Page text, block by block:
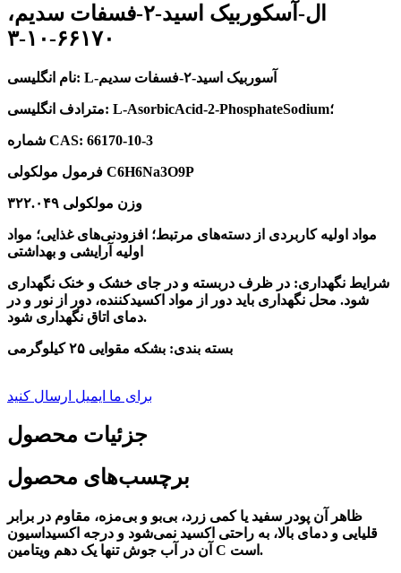
ال-آسکوربیک اسید-۲-فسفات سدیم،
۶۶۱۷۰-۱۰-۳
نام انگلیسی: L-آسوربیک اسید-۲-فسفات سدیم
مترادف انگلیسی: L-AsorbicAcid-2-PhosphateSodium؛
شماره CAS: 66170-10-3
فرمول مولکولی C6H6Na3O9P
وزن مولکولی ۳۲۲.۰۴۹
مواد اولیه کاربردی از دسته‌های مرتبط؛ افزودنی‌های غذایی؛ مواد
اولیه آرایشی و بهداشتی
شرایط نگهداری: در ظرف دربسته و در جای خشک و خنک نگهداری
شود. محل نگهداری باید دور از مواد اکسیدکننده، دور از نور و در
دمای اتاق نگهداری شود.
بسته بندی: بشکه مقوایی ۲۵ کیلوگرمی
برای ما ایمیل ارسال کنید
جزئیات محصول
برچسب‌های محصول
ظاهر آن پودر سفید یا کمی زرد، بی‌بو و بی‌مزه، مقاوم در برابر
قلیایی و دمای بالا، به راحتی اکسید نمی‌شود و درجه اکسیداسیون
آن در آب جوش تنها یک دهم ویتامین C است.